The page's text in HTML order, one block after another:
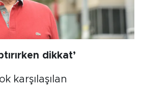
dikkat’
karşılaşılan